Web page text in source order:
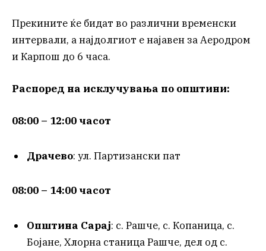
Прекините ќе бидат во различни временски
интервали, а најдолгиот е најавен за Аеродром
и Карпош до 6 часа.
Распоред на исклучувања по општини:
08:00 – 12:00 часот
Драчево: ул. Партизански пат
08:00 – 14:00 часот
Општина Сарај: с. Рашче, с. Копаница, с.
Бојане, Хлорна станица Рашче, дел од с.